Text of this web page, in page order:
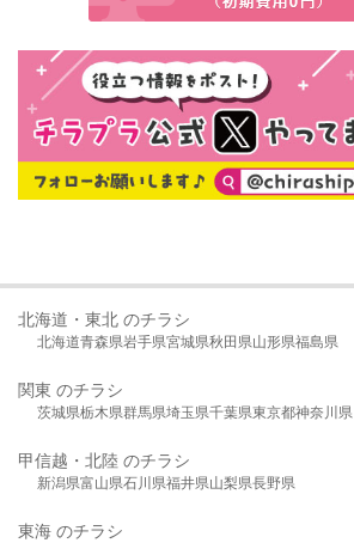
北海道・東北 のチラシ
北海道青森県岩手県宮城県秋田県山形県福島県
関東 のチラシ
茨城県栃木県群馬県埼玉県千葉県東京都神奈川県
甲信越・北陸 のチラシ
新潟県富山県石川県福井県山梨県長野県
東海 のチラシ